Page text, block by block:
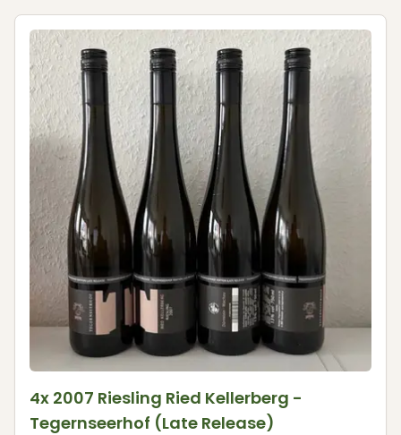
4x 2007 Riesling Ried Kellerberg -
Tegernseerhof (Late Release)